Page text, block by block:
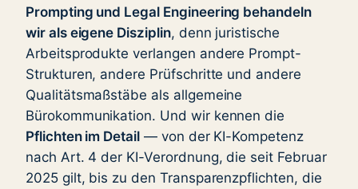
Prompting und Legal Engineering behandeln
wir als eigene Disziplin, denn juristische
Arbeitsprodukte verlangen andere Prompt-
Strukturen, andere Prüfschritte und andere
Qualitätsmaßstäbe als allgemeine
Bürokommunikation. Und wir kennen die
Pflichten im Detail — von der KI-Kompetenz
nach Art. 4 der KI-Verordnung, die seit Februar
2025 gilt, bis zu den Transparenzpflichten, die